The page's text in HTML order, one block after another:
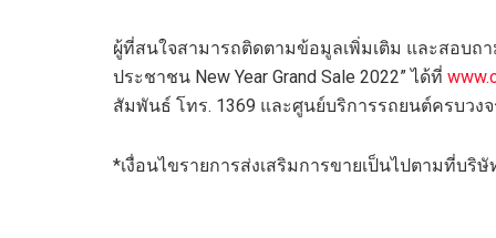
ผู้ที่สนใจสามารถติดตามข้อมูลเพิ่มเติม และสอบถ
ประชาชน New Year Grand Sale 2022” ได้ที่
สัมพันธ์ โทร. 1369 และศูนย์บริการรถยนต์ครบวง
*เงื่อนไขรายการส่งเสริมการขายเป็นไปตามที่บริษั